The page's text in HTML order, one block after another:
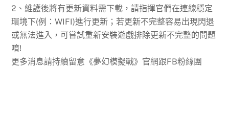
2、維護後將有更新資料需下載，請指揮官們在連線穩定
環境下(例：WIFI)進行更新；若更新不完整容易出現閃退
或無法進入，可嘗試重新安裝遊戲排除更新不完整的問題
唷!
更多消息請持續留意《夢幻模擬戰》官網跟FB粉絲團